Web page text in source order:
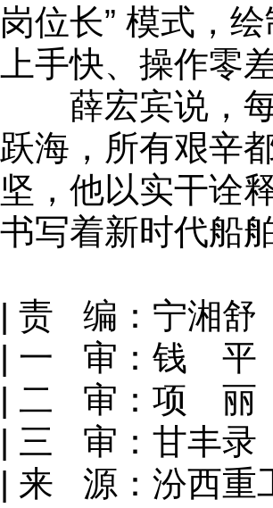
岗位长” 模式，
上手快、操作零
薛宏宾说，每
跃海，所有艰辛
坚，他以实干诠
书写着新时代船
| 责 编：宁湘舒
| 一 审：钱 平
| 二 审：项 丽
| 三 审：甘丰录
| 来 源：汾西重